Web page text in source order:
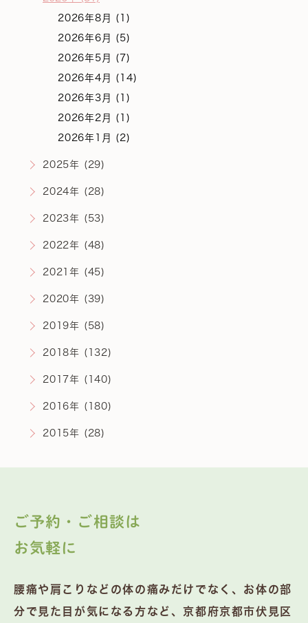
2026年8月 (1)
2026年6月 (5)
2026年5月 (7)
2026年4月 (14)
2026年3月 (1)
2026年2月 (1)
2026年1月 (2)
2025年 (29)
2024年 (28)
2023年 (53)
2022年 (48)
2021年 (45)
2020年 (39)
2019年 (58)
2018年 (132)
2017年 (140)
2016年 (180)
2015年 (28)
ご予約・ご相談は
お気軽に
腰痛や肩こりなどの体の痛みだけでなく、お体の部
分で見た目が気になる方など、京都府京都市伏見区